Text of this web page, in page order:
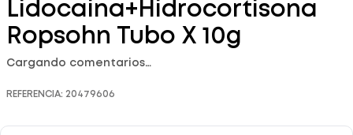
Lidocaina+Hidrocortisona
Ropsohn Tubo X 10g
Cargando comentarios…
REFERENCIA: 20479606